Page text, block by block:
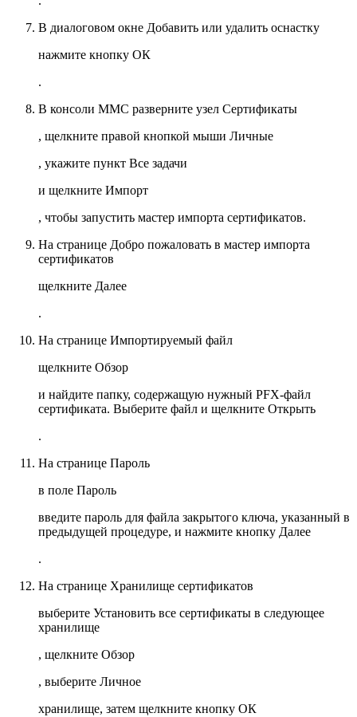
В диалоговом окне Добавить или удалить оснастку
нажмите кнопку ОК
.
В консоли MMC разверните узел Сертификаты
, щелкните правой кнопкой мыши Личные
, укажите пункт Все задачи
и щелкните Импорт
, чтобы запустить мастер импорта сертификатов.
На странице Добро пожаловать в мастер импорта
сертификатов
щелкните Далее
.
На странице Импортируемый файл
щелкните Обзор
и найдите папку, содержащую нужный PFX-файл
сертификата. Выберите файл и щелкните Открыть
.
На странице Пароль
в поле Пароль
введите пароль для файла закрытого ключа, указанный в
предыдущей процедуре, и нажмите кнопку Далее
.
На странице Хранилище сертификатов
выберите Установить все сертификаты в следующее
хранилище
, щелкните Обзор
, выберите Личное
хранилище, затем щелкните кнопку ОК